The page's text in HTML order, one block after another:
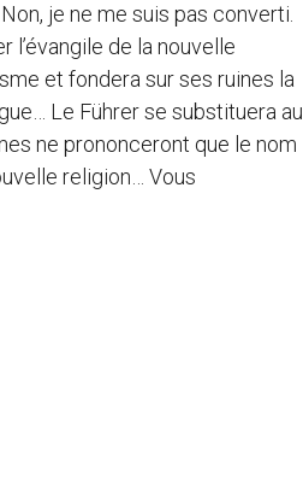
je ne me suis pas converti.
l’évangile de la nouvelle
et fondera sur ses ruines la
Le Führer se substituera au
ne prononceront que le nom
religion… Vous